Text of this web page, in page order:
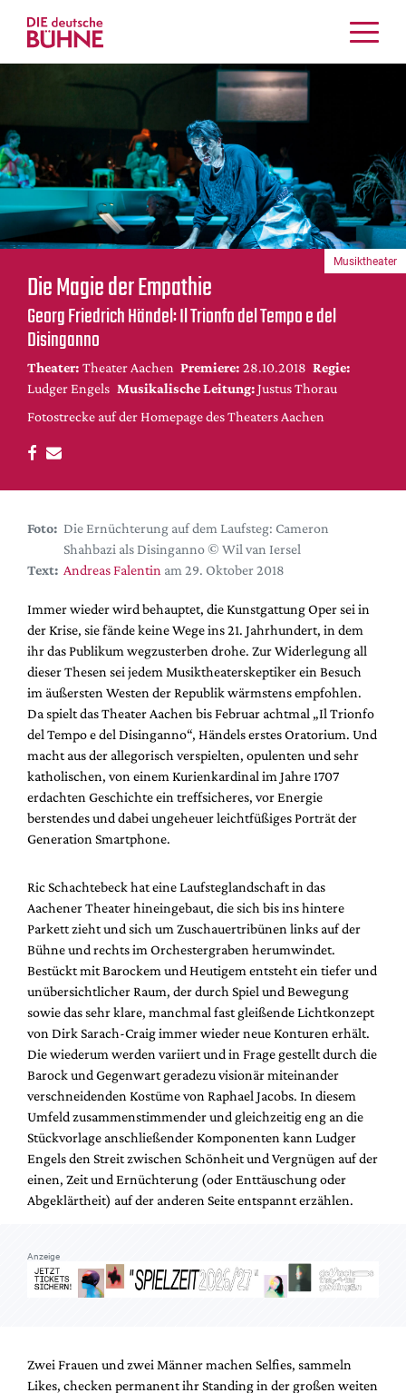
Kritiken
Musiktheater
Tanz
Crossover
Bühnenwelt
Festivals & Veranstaltungen
Menschen & Theater
Themen
Internationales
Nachrufe
Medientipps
DdB-map
Kalender
Hefte
Alle Hefte
Leseproben
Podcast
Service
Shop / Abo
Newsletter
Redaktion
Autor:innen
Partner
Mediadaten
Die Magie der Empathie
Georg Friedrich Händel: Il Trionfo del Tempo e del
Disinganno
Theater: Theater Aachen Premiere: 28.10.2018 Regie:
Ludger Engels Musikalische Leitung: Justus Thorau
Fotostrecke auf der Homepage des Theaters Aachen
Musiktheater
Foto: Die Ernüchterung auf dem Laufsteg: Cameron
Shahbazi als Disinganno © Wil van Iersel
Text: Andreas Falentin am 29. Oktober 2018
Immer wieder wird behauptet, die Kunstgattung Oper sei in
der Krise, sie fände keine Wege ins 21. Jahrhundert, in dem
ihr das Publikum wegzusterben drohe. Zur Widerlegung all
dieser Thesen sei jedem Musiktheaterskeptiker ein Besuch
im äußersten Westen der Republik wärmstens empfohlen.
Da spielt das Theater Aachen bis Februar achtmal „Il Trionfo
del Tempo e del Disinganno“, Händels erstes Oratorium. Und
macht aus der allegorisch verspielten, opulenten und sehr
katholischen, von einem Kurienkardinal im Jahre 1707
erdachten Geschichte ein treffsicheres, vor Energie
berstendes und dabei ungeheuer leichtfüßiges Porträt der
Generation Smartphone.
Ric Schachtebeck hat eine Laufsteglandschaft in das
Aachener Theater hineingebaut, die sich bis ins hintere
Parkett zieht und sich um Zuschauertribünen links auf der
Bühne und rechts im Orchestergraben herumwindet.
Bestückt mit Barockem und Heutigem entsteht ein tiefer und
unübersichtlicher Raum, der durch Spiel und Bewegung
sowie das sehr klare, manchmal fast gleißende Lichtkonzept
von Dirk Sarach-Craig immer wieder neue Konturen erhält.
Die wiederum werden variiert und in Frage gestellt durch die
Barock und Gegenwart geradezu visionär miteinander
verschneidenden Kostüme von Raphael Jacobs. In diesem
Umfeld zusammenstimmender und gleichzeitig eng an die
Stückvorlage anschließender Komponenten kann Ludger
Engels den Streit zwischen Schönheit und Vergnügen auf der
einen, Zeit und Ernüchterung (oder Enttäuschung oder
Abgeklärtheit) auf der anderen Seite entspannt erzählen.
Anzeige
Zwei Frauen und zwei Männer machen Selfies, sammeln
Likes, checken permanent ihr Standing in der großen weiten